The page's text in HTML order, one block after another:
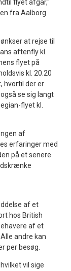
flyet afgår,“
fra Aalborg
at rejse til
aftenfly kl.
flyet på
kl. 20.20
hvortil der er
se sig langt
flyet kl.
af
erfaringer med
på et senere
af et
hos British
af et
andre kan
per besøg.
vil sige